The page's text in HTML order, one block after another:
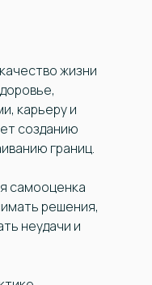
жизни
карьеру и
созданию
границ.
самооценка
решения,
неудачи и